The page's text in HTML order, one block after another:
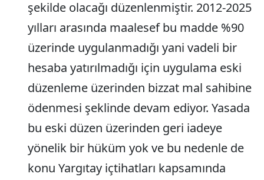
şekilde olacağı düzenlenmiştir. 2012-2025
yılları arasında maalesef bu madde %90
üzerinde uygulanmadığı yani vadeli bir
hesaba yatırılmadığı için uygulama eski
düzenleme üzerinden bizzat mal sahibine
ödenmesi şeklinde devam ediyor. Yasada
bu eski düzen üzerinden geri iadeye
yönelik bir hüküm yok ve bu nedenle de
konu Yargıtay içtihatları kapsamında